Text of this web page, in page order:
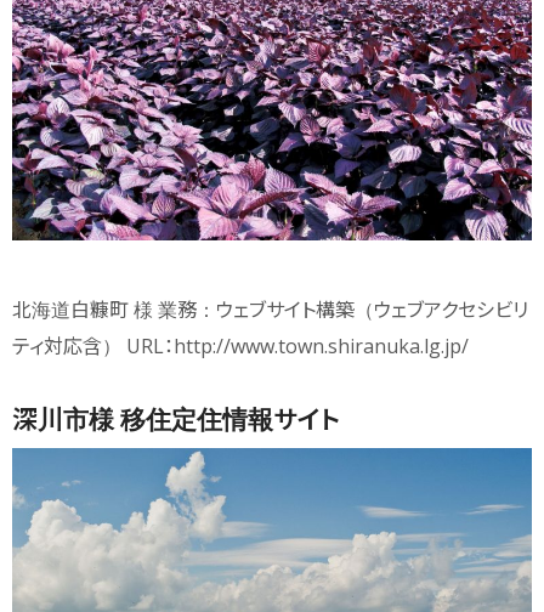
北海道白糠町 様 業務：ウェブサイト構築（ウェブアクセシビリ
ティ対応含） URL：http://www.town.shiranuka.lg.jp/
深川市様 移住定住情報サイト